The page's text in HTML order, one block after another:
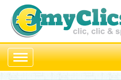
Toggle
navigation